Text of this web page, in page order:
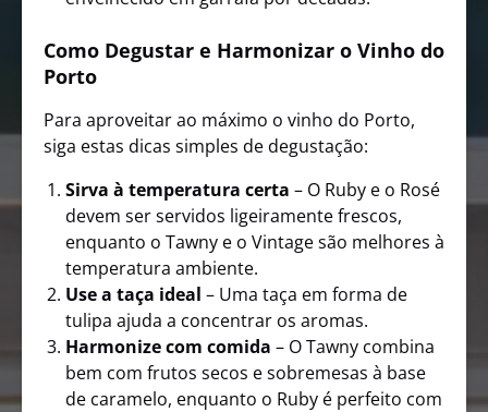
Como Degustar e Harmonizar o Vinho do
Porto
Para aproveitar ao máximo o vinho do Porto,
siga estas dicas simples de degustação:
Sirva à temperatura certa – O Ruby e o Rosé
devem ser servidos ligeiramente frescos,
enquanto o Tawny e o Vintage são melhores à
temperatura ambiente.
Use a taça ideal – Uma taça em forma de
tulipa ajuda a concentrar os aromas.
Harmonize com comida – O Tawny combina
bem com frutos secos e sobremesas à base
de caramelo, enquanto o Ruby é perfeito com